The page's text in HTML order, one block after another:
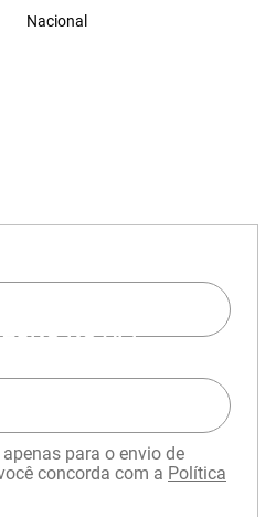
Nacional
NO APP
para o envio de
concorda com a Política